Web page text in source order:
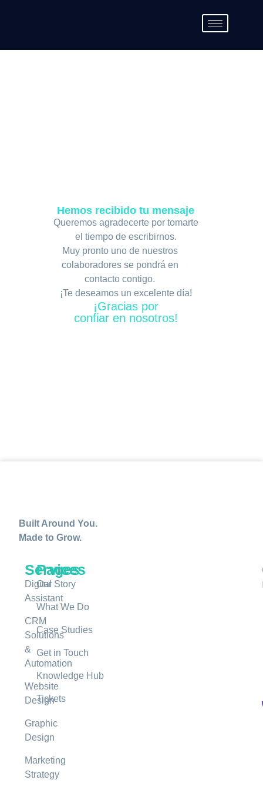
Hemos recibido tu mensaje
Queremos agradecerte por tomarte
el tiempo de escribirnos.
Muy pronto uno de nuestros
colaboradores se pondrá en
contacto contigo.
¡Te deseamos un excelente día!
¡Gracias por
confiar en nosotros!
Built Around You.
Made to Grow.
Services
Digital
Assistant
CRM
Solutions
&
Automation
Website
Design
Graphic
Design
Marketing
Strategy
Pages
Our Story
What We Do
Case Studies
Get in Touch
Knowledge Hub
Tickets